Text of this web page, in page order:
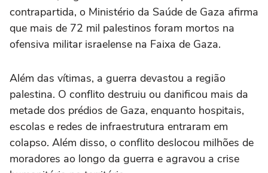
contrapartida, o Ministério da Saúde de Gaza afirma
que mais de 72 mil palestinos foram mortos na
ofensiva militar israelense na Faixa de Gaza.
Além das vítimas, a guerra devastou a região
palestina. O conflito destruiu ou danificou mais da
metade dos prédios de Gaza, enquanto hospitais,
escolas e redes de infraestrutura entraram em
colapso. Além disso, o conflito deslocou milhões de
moradores ao longo da guerra e agravou a crise